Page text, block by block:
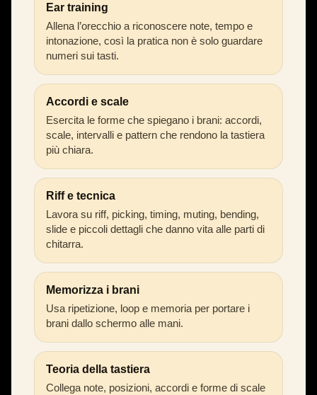
Ear training
Allena l’orecchio a riconoscere note, tempo e
intonazione, così la pratica non è solo guardare
numeri sui tasti.
Accordi e scale
Esercita le forme che spiegano i brani: accordi,
scale, intervalli e pattern che rendono la tastiera
più chiara.
Riff e tecnica
Lavora su riff, picking, timing, muting, bending,
slide e piccoli dettagli che danno vita alle parti di
chitarra.
Memorizza i brani
Usa ripetizione, loop e memoria per portare i
brani dallo schermo alle mani.
Teoria della tastiera
Collega note, posizioni, accordi e forme di scale